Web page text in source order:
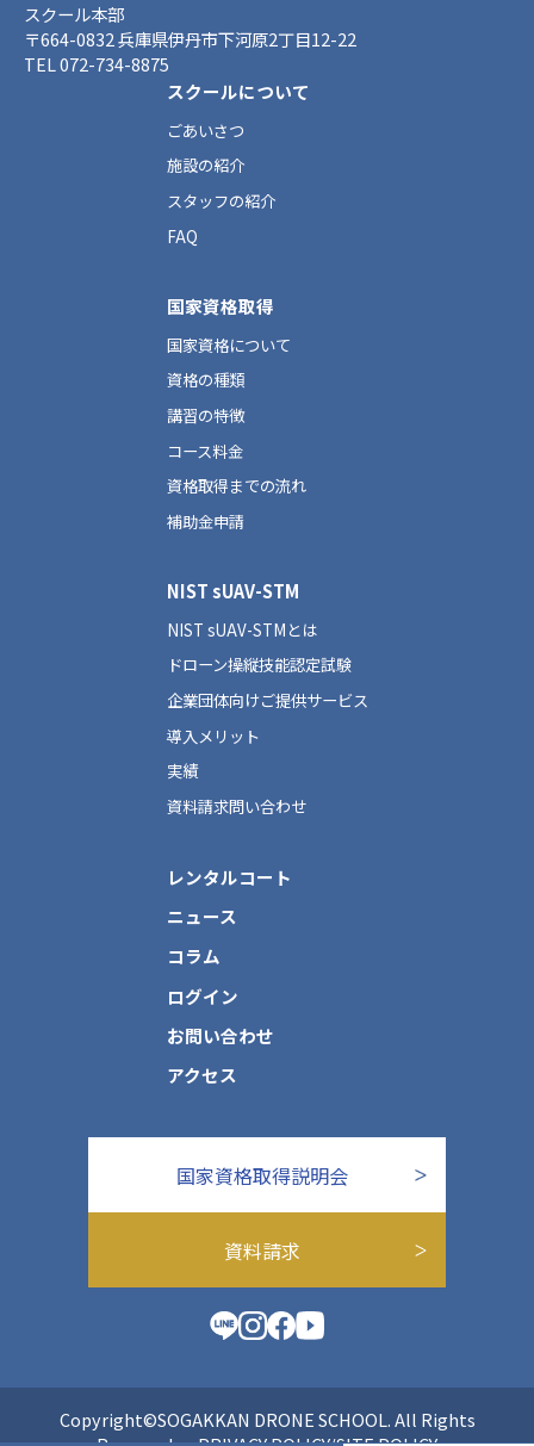
スクール本部
〒664-0832 兵庫県伊丹市下河原2丁目12-22
TEL 072-734-8875
スクールについて
ごあいさつ
施設の紹介
スタッフの紹介
FAQ
国家資格取得
国家資格について
資格の種類
講習の特徴
コース料金
資格取得までの流れ
補助金申請
NIST sUAV-STM
NIST sUAV-STMとは
ドローン操縦技能認定試験
企業団体向けご提供サービス
導入メリット
実績
資料請求問い合わせ
レンタルコート
ニュース
コラム
ログイン
お問い合わせ
アクセス
国家資格取得説明会
資料請求
Copyright©SOGAKKAN DRONE SCHOOL. All Rights